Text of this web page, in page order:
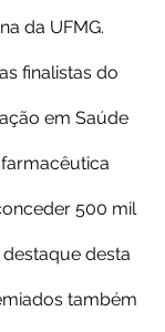
da UFMG.
finalistas do
em Saúde
500 mil
desta
também